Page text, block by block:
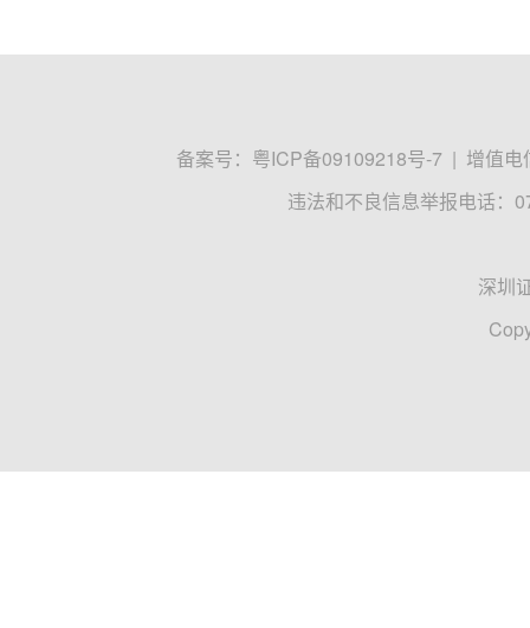
备案号： 粤ICP备09109218号-7 | 增值电
违法和不良信息举报电话：
深圳